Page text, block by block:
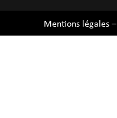
Mentions légales–